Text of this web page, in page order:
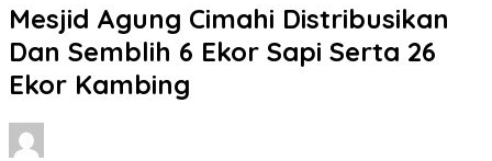
Mesjid Agung Cimahi Distribusikan
Dan Semblih 6 Ekor Sapi Serta 26
Ekor Kambing